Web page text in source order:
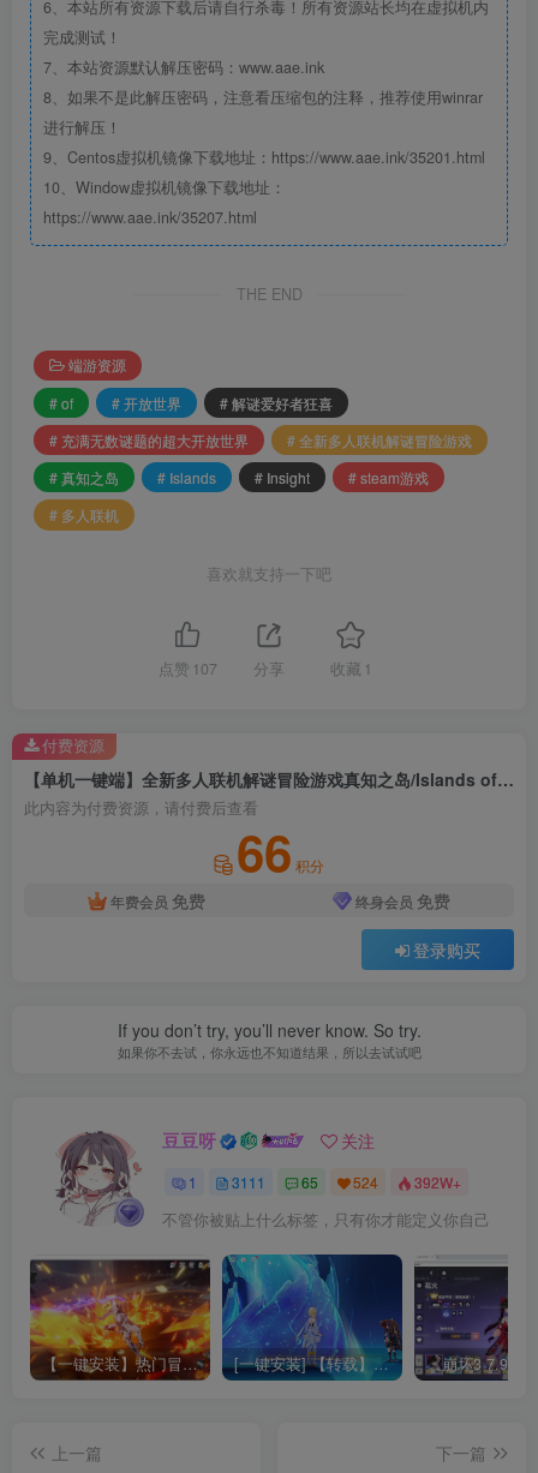
6、本站所有资源下载后请自行杀毒！所有资源站长均在虚拟机内
完成测试！
7、本站资源默认解压密码：www.aae.ink
8、如果不是此解压密码，注意看压缩包的注释，推荐使用winrar
进行解压！
9、Centos虚拟机镜像下载地址：https://www.aae.ink/35201.html
10、Window虚拟机镜像下载地址：
https://www.aae.ink/35207.html
THE END
端游资源
# of
# 开放世界
# 解谜爱好者狂喜
# 充满无数谜题的超大开放世界
# 全新多人联机解谜冒险游戏
# 真知之岛
# Islands # Insight
# steam游戏
# 多人联机
喜欢就支持一下吧
点赞 107 分享 收藏 1
【单机一键端】全新多人联机解谜冒险游戏真知之岛/Islands of Insight+steam游戏+多人联机+开放世界
此内容为付费资源，请付费后查看
66 积分
年费会员 免费 终身会员 免费
登录购买
付费资源
If you don’t try, you’ll never know. So try.
如果你不去试，你永远也不知道结果，所以去试试吧
豆豆呀 关注
1 3111 65 524 392W+
不管你被贴上什么标签，只有你才能定义你自己
【一键安装】热门冒险策略类游戏崩坏：星穹铁道全新2.3版本一键端+一键代理+一键启动+免虚拟机 [一键安装] 【转载】原神3.4真端服务端+源码+配套客户端+详尽说明+GM工具+源码说明文件
上一篇
下一篇